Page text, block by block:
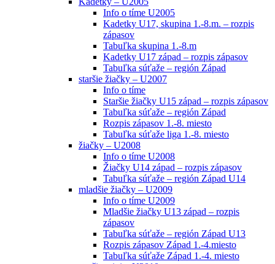
Info o tíme U2005
Kadetky U17, skupina 1.-8.m. – rozpis
zápasov
Tabuľka skupina 1.-8.m
Kadetky U17 západ – rozpis zápasov
Tabuľka súťaže – región Západ
staršie žiačky – U2007
Info o tíme
Staršie žiačky U15 západ – rozpis zápasov
Tabuľka súťaže – región Západ
Rozpis zápasov 1.-8. miesto
Tabuľka súťaže liga 1.-8. miesto
žiačky – U2008
Info o tíme U2008
Žiačky U14 západ – rozpis zápasov
Tabuľka súťaže – región Západ U14
mladšie žiačky – U2009
Info o tíme U2009
Mladšie žiačky U13 západ – rozpis
zápasov
Tabuľka súťaže – región Západ U13
Rozpis zápasov Západ 1.-4.miesto
Tabuľka súťaže Západ 1.-4. miesto